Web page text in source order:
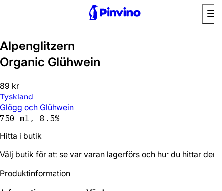
Alpenglitzern
Organic Glühwein
89 kr
Tyskland
Glögg och Glühwein
750 ml, 8.5%
Hitta i butik
Välj butik för att se var varan lagerförs och hur du hittar den.
Produktinformation